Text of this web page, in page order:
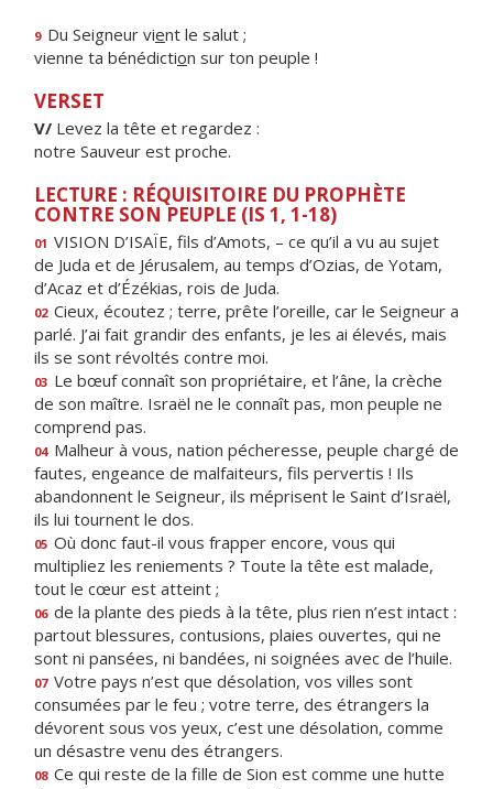
9 Du Seigneur vient le salut ;
vienne ta bénédiction sur ton peuple !
VERSET
V/ Levez la tête et regardez :
notre Sauveur est proche.
LECTURE : RÉQUISITOIRE DU PROPHÈTE
CONTRE SON PEUPLE (IS 1, 1-18)
01 VISION D’ISAÏE, fils d’Amots, – ce qu’il a vu au sujet
de Juda et de Jérusalem, au temps d’Ozias, de Yotam,
d’Acaz et d’Ézékias, rois de Juda.
02 Cieux, écoutez ; terre, prête l’oreille, car le Seigneur a
parlé. J’ai fait grandir des enfants, je les ai élevés, mais
ils se sont révoltés contre moi.
03 Le bœuf connaît son propriétaire, et l’âne, la crèche
de son maître. Israël ne le connaît pas, mon peuple ne
comprend pas.
04 Malheur à vous, nation pécheresse, peuple chargé de
fautes, engeance de malfaiteurs, fils pervertis ! Ils
abandonnent le Seigneur, ils méprisent le Saint d’Israël,
ils lui tournent le dos.
05 Où donc faut-il vous frapper encore, vous qui
multipliez les reniements ? Toute la tête est malade,
tout le cœur est atteint ;
06 de la plante des pieds à la tête, plus rien n’est intact :
partout blessures, contusions, plaies ouvertes, qui ne
sont ni pansées, ni bandées, ni soignées avec de l’huile.
07 Votre pays n’est que désolation, vos villes sont
consumées par le feu ; votre terre, des étrangers la
dévorent sous vos yeux, c’est une désolation, comme
un désastre venu des étrangers.
08 Ce qui reste de la fille de Sion est comme une hutte